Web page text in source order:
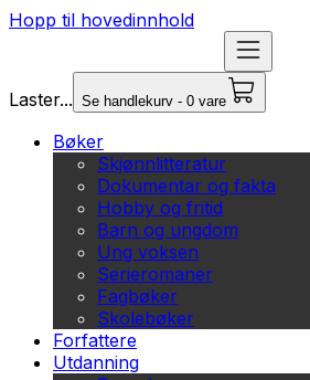
Hopp til hovedinnhold
Laster... Se handlekurv - 0 vare
Bøker
Skjønnlitteratur
Dokumentar og fakta
Hobby og fritid
Barn og ungdom
Ung voksen
Serieromaner
Fagbøker
Skolebøker
Forfattere
Utdanning